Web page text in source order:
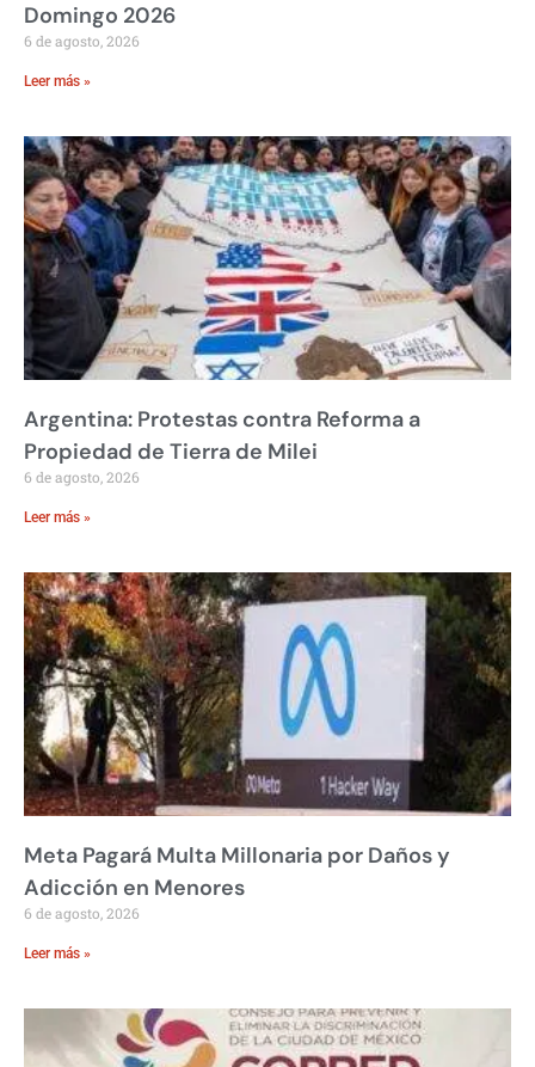
Domingo 2026
6 de agosto, 2026
Leer más »
Argentina: Protestas contra Reforma a
Propiedad de Tierra de Milei
6 de agosto, 2026
Leer más »
Meta Pagará Multa Millonaria por Daños y
Adicción en Menores
6 de agosto, 2026
Leer más »